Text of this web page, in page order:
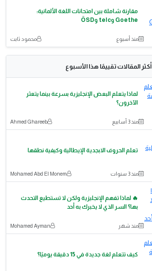
مقارنة شاملة بين امتحانات اللغة الألمانية:
Goethe وtelc وÖSD
منذ أسبوع محمود ثابت
أكثر المقالات تقييمًا هذا الأسبوع
لماذا يتعلم البعض الإنجليزية بسرعة بينما يتعثر
الآخرون؟
منذ 3 أسابيع Ahmed Ghareeb
تعلم الحروف الابجدية الإيطالية وكيفية نطقها
منذ 3 سنوات Mohamed Abd El Monem
🔥 لماذا تفهم الإنجليزية ولكن لا تستطيع التحدث
بها؟ السر الذي لا يخبرك به أحد
منذ شهر Mohamed Ayman
كيف تتعلم لغة جديدة في 15 دقيقة يوميًا؟